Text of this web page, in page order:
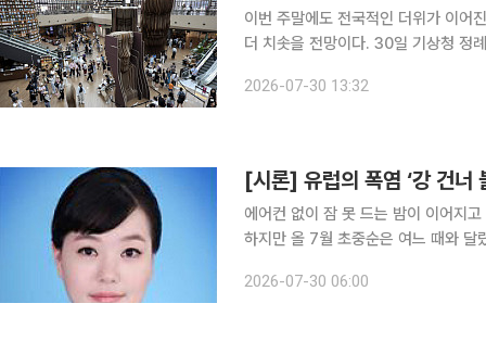
이번 주말에도 전국적인 더위가 이어
더 치솟을 전망이다. 30일 기상청 정례브리핑에 따르면 현재 전국 대부분 지역에 폭염특보가 내려
2026-07-30 13:32
[시론] 유럽의 폭염 ‘강 건너
에어컨 없이 잠 못 드는 밤이 이어지
하지만 올 7월 초중순은 여느 때와 달
월 프랑스는 역대 최고 기온을 기록하
2026-07-30 06:00